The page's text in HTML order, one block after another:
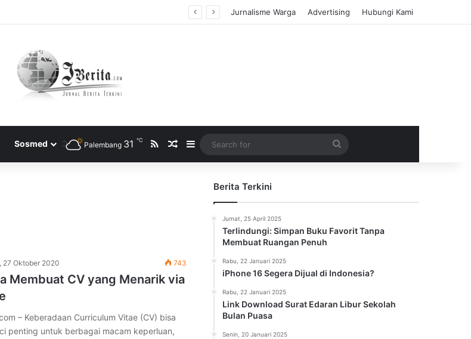
Jurnalisme Warga Advertising Hubungi Kami
Sosmed Palembang 31 ℃ RSSRandom Article
Sidebar
for
27 Oktober 2020 743
Membuat CV yang Menarik via
– Keberadaan Curriculum Vitae (CV) bisa
penting untuk berbagai macam keperluan,
Berita Terkini
Jumat, 25 April 2025
Terlindungi: Simpan Buku Favorit Tanpa
Membuat Ruangan Penuh
Rabu, 22 Januari 2025
iPhone 16 Segera Dijual di Indonesia?
Rabu, 22 Januari 2025
Link Download Surat Edaran Libur Sekolah
Bulan Puasa
Senin, 20 Januari 2025